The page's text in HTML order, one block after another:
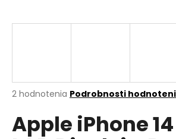
Priemerné
produktu
je
2 hodnotenia Podrobnosti
Apple iPhone
j
?